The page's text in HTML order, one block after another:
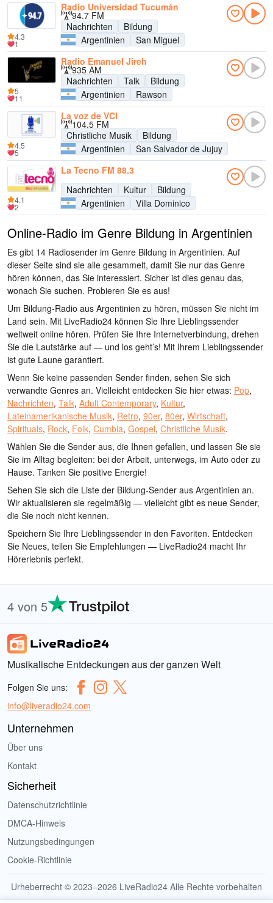
Radio Universidad Tucumán
94.7 FM
Nachrichten
Bildung
Argentinien
San Miguel
4.3
1
Radio Emanuel Jireh
935 AM
Nachrichten
Talk
Bildung
Argentinien
Rawson
5
11
La voz de VCI
104.5 FM
Christliche Musik
Bildung
Argentinien
San Salvador de Jujuy
4.5
5
La Tecno FM 88.3
Nachrichten
Kultur
Bildung
Argentinien
Villa Dominico
4.1
2
Online-Radio im Genre Bildung in Argentinien
Es gibt 14 Radiosender im Genre Bildung in Argentinien. Auf
dieser Seite sind sie alle gesammelt, damit Sie nur das Genre
hören können, das Sie interessiert. Sicher ist dies genau das,
wonach Sie suchen. Probieren Sie es aus!
Um Bildung-Radio aus Argentinien zu hören, müssen Sie nicht im
Land sein. Mit LiveRadio24 können Sie Ihre Lieblingssender
weltweit online hören. Prüfen Sie Ihre Internetverbindung, drehen
Sie die Lautstärke auf — und los geht’s! Mit Ihrem Lieblingssender
ist gute Laune garantiert.
Wenn Sie keine passenden Sender finden, sehen Sie sich
verwandte Genres an. Vielleicht entdecken Sie hier etwas: Pop,
Nachrichten, Talk, Adult Contemporary, Kultur,
Lateinamerikanische Musik, Retro, 90er, 80er, Wirtschaft,
Spirituals, Rock, Folk, Cumbia, Gospel, Christliche Musik.
Wählen Sie die Sender aus, die Ihnen gefallen, und lassen Sie sie
Sie im Alltag begleiten: bei der Arbeit, unterwegs, im Auto oder zu
Hause. Tanken Sie positive Energie!
Sehen Sie sich die Liste der Bildung-Sender aus Argentinien an.
Wir aktualisieren sie regelmäßig — vielleicht gibt es neue Sender,
die Sie noch nicht kennen.
Speichern Sie Ihre Lieblingssender in den Favoriten. Entdecken
Sie Neues, teilen Sie Empfehlungen — LiveRadio24 macht Ihr
Hörerlebnis perfekt.
4 von 5
Musikalische Entdeckungen aus der ganzen Welt
Folgen Sie uns:
info@liveradio24.com
Unternehmen
Über uns
Kontakt
Sicherheit
Datenschutzrichtlinie
DMCA-Hinweis
Nutzungsbedingungen
Cookie-Richtlinie
Urheberrecht © 2023–2026 LiveRadio24 Alle Rechte vorbehalten